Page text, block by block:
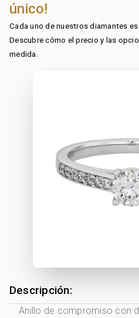
único!
Cada uno de nuestros diamantes
Descubre cómo el precio y las
medida.
Descripción:
Anillo de compromiso con